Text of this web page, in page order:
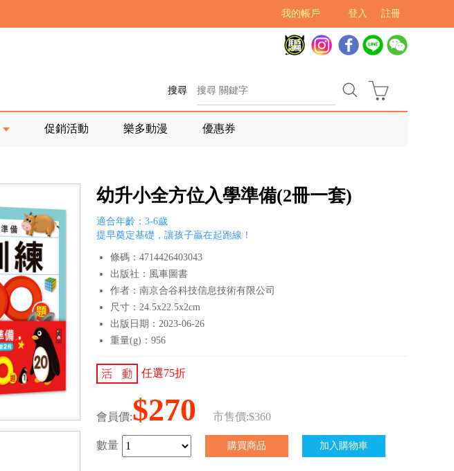
註冊
登入
我的帳戶
搜尋
促銷活動 樂多動漫 優惠券
幼升小全方位入學準備(2冊一套)
適合年齡：3-6歲
提早奠定基礎，讓孩子贏在起跑線！
條碼：4714426403043
出版社：風車圖書
作者：南京合谷科技信息技術有限公司
尺寸：24.5x22.5x2cm
出版日期：2023-06-26
重量(g)：956
任選75折
會員價:$270 市售價:$360
數量